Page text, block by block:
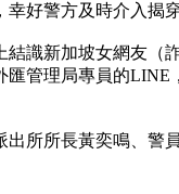
好警方及時介入揭
結識新加坡女網友（
匯管理局專員的
所所長黃奕鳴、警